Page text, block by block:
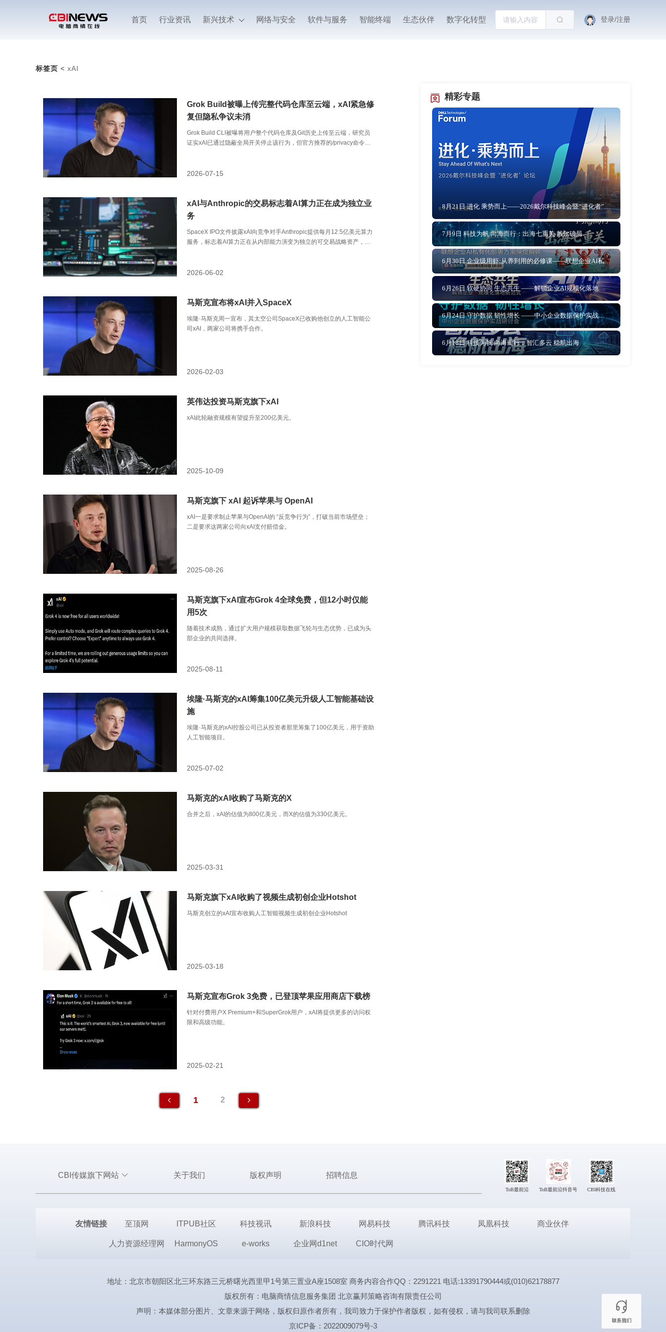
首页 行业资讯 新兴技术 网络与安全 软件与服务 智能终端 生态伙伴 数字化转型 登录/注册
标签页 < xAI
Grok Build被曝上传完整代码仓库至云端，xAI紧急修
复但隐私争议未消
Grok Build CLI被曝将用户整个代码仓库及Git历史上传至云端，研究员
证实xAI已通过隐蔽全局开关停止该行为，但官方推荐的/privacy命令并
2026-07-15
xAI与Anthropic的交易标志着AI算力正在成为独立业
务
SpaceX IPO文件披露xAI向竞争对手Anthropic提供每月12.5亿美元算力
服务，标志着AI算力正在从内部能力演变为独立的可交易战略资产，类
2026-06-02
马斯克宣布将xAI并入SpaceX
埃隆·马斯克周一宣布，其太空公司SpaceX已收购他创立的人工智能公
司xAI，两家公司将携手合作。
2026-02-03
英伟达投资马斯克旗下xAI
xAI此轮融资规模有望提升至200亿美元。
2025-10-09
马斯克旗下 xAI 起诉苹果与 OpenAI
xAI一是要求制止苹果与OpenAI的 “反竞争行为”，打破当前市场壁垒；
二是要求这两家公司向xAI支付赔偿金。
2025-08-26
马斯克旗下xAI宣布Grok 4全球免费，但12小时仅能
用5次
随着技术成熟，通过扩大用户规模获取数据飞轮与生态优势，已成为头
部企业的共同选择。
2025-08-11
埃隆·马斯克的xAI筹集100亿美元升级人工智能基础设
施
埃隆·马斯克的xAI控股公司已从投资者那里筹集了100亿美元，用于资助
人工智能项目。
2025-07-02
马斯克的xAI收购了马斯克的X
合并之后，xAI的估值为800亿美元，而X的估值为330亿美元。
2025-03-31
马斯克旗下xAI收购了视频生成初创企业Hotshot
马斯克创立的xAI宣布收购人工智能视频生成初创企业Hotshot
2025-03-18
马斯克宣布Grok 3免费，已登顶苹果应用商店下载榜
针对付费用户X Premium+和SuperGrok用户，xAI将提供更多的访问权
限和高级功能。
2025-02-21
1 2
精彩专题
8月21日 进化 乘势而上——2026戴尔科技峰会暨“进化者”论坛
7月9日 科技为帆 向海而行：出海七重关 戴尔破局
6月30日 企业级用虾:从养到用的必修课——联想企业AI私有化部署方案深度解读
6月26日 软硬协同 生态共生 ——解锁企业AI规模化落地新范式
6月24日 守护数据 韧性增长 ——中小企业数据保护实战研讨会
6月18日 科技为帆 向海而行：智汇多云 稳航出海
CBI传媒旗下网站 关于我们 版权声明 招聘信息
ToB最前沿 ToB最前沿抖音号 CBI科技在线
友情链接 至顶网 ITPUB社区 科技视讯 新浪科技 网易科技 腾讯科技 凤凰科技 商业伙伴
人力资源经理网 HarmonyOS e-works 企业网d1net CIO时代网
地址：北京市朝阳区北三环东路三元桥曙光西里甲1号第三置业A座1508室 商务内容合作QQ：2291221 电话:13391790444或(010)62178877
版权所有：电脑商情信息服务集团 北京赢邦策略咨询有限责任公司
声明：本媒体部分图片、文章来源于网络，版权归原作者所有，我司致力于保护作者版权，如有侵权，请与我司联系删除
京ICP备：2022009079号-3